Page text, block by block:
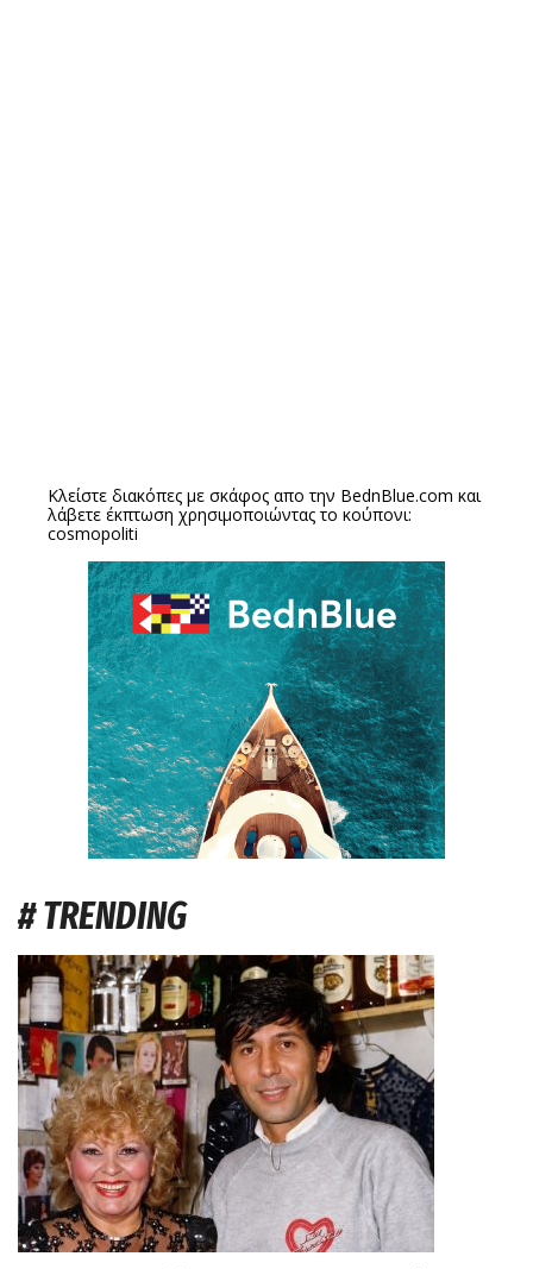
Κλείστε διακόπες με σκάφος απο την BednBlue.com και
λάβετε έκπτωση χρησιμοποιώντας το κούπονι:
cosmopoliti
# TRENDING